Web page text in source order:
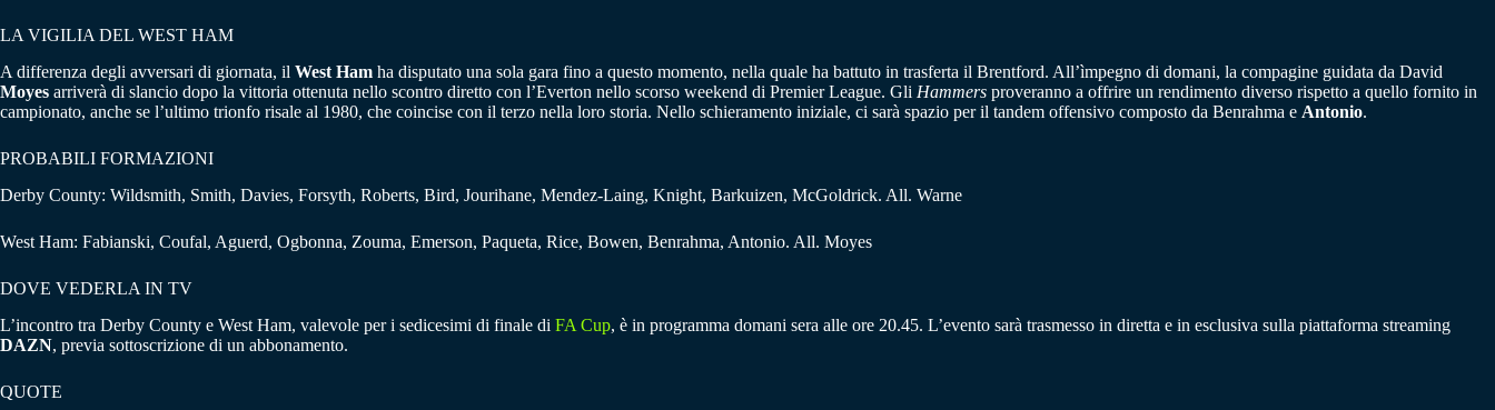
LA VIGILIA DEL WEST HAM
A differenza degli avversari di giornata, il West Ham ha disputato una sola gara fino a questo momento, nella quale ha battuto in trasferta il Brentford. All’ìmpegno di domani, la compagine guidata da David
Moyes arriverà di slancio dopo la vittoria ottenuta nello scontro diretto con l’Everton nello scorso weekend di Premier League. Gli Hammers proveranno a offrire un rendimento diverso rispetto a quello fornito in
campionato, anche se l’ultimo trionfo risale al 1980, che coincise con il terzo nella loro storia. Nello schieramento iniziale, ci sarà spazio per il tandem offensivo composto da Benrahma e Antonio.
PROBABILI FORMAZIONI
Derby County: Wildsmith, Smith, Davies, Forsyth, Roberts, Bird, Jourihane, Mendez-Laing, Knight, Barkuizen, McGoldrick. All. Warne
West Ham: Fabianski, Coufal, Aguerd, Ogbonna, Zouma, Emerson, Paqueta, Rice, Bowen, Benrahma, Antonio. All. Moyes
DOVE VEDERLA IN TV
L’incontro tra Derby County e West Ham, valevole per i sedicesimi di finale di FA Cup, è in programma domani sera alle ore 20.45. L’evento sarà trasmesso in diretta e in esclusiva sulla piattaforma streaming
DAZN, previa sottoscrizione di un abbonamento.
QUOTE